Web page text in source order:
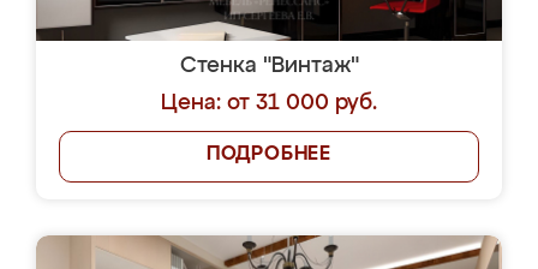
Стенка "Винтаж"
Цена: от 31 000 руб.
ПОДРОБНЕЕ